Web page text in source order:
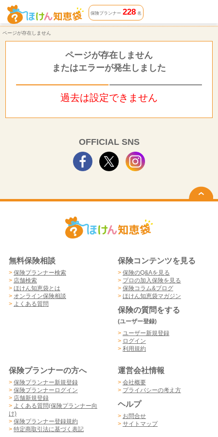
ページが存在しません | ほけん知恵袋
保険プランナー 228名
ページが存在しません
ページが存在しません
またはエラーが発生しました
過去は設定できません
OFFICIAL SNS
無料保険相談
> 保険プランナー検索
> 店舗検索
> ほけん知恵袋とは
> オンライン保険相談
> よくある質問
保険コンテンツを見る
> 保険のQ&Aを見る
> プロの加入保険を見る
> 保険コラム&ブログ
> ほけん知恵袋マガジン
保険の質問をする
(ユーザー登録)
> ユーザー新規登録
> ログイン
> 利用規約
保険プランナーの方へ
> 保険プランナー新規登録
> 保険プランナーログイン
> 店舗新規登録
> よくある質問(保険プランナー向
け)
> 保険プランナー登録規約
> 特定商取引法に基づく表記
運営会社情報
> 会社概要
> プライバシーの考え方
ヘルプ
> お問合せ
> サイトマップ